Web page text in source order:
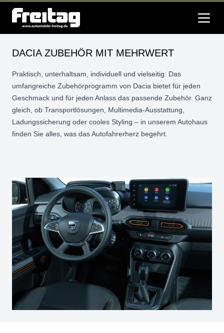
DACIA ZUBEHÖR MIT MEHRWERT
Praktisch, unterhaltsam, individuell und vielseitig: Das
umfangreiche Zubehörprogramm von Dacia bietet für jeden
Geschmack und für jeden Anlass das passende Zubehör. Ganz
gleich, ob Transportlösungen, Multimedia-Ausstattung,
Ladungssicherung oder cooles Styling – in unserem Autohaus
finden Sie alles, was das Autofahrerherz begehrt.